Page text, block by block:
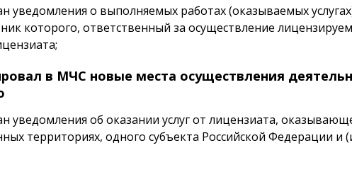
уведомления о выполняемых работах (оказываемых
которого, ответственный за осуществление
в МЧС новые места осуществления
уведомления об оказании услуг от лицензиата,
территориях, одного субъекта Российской Федерации и